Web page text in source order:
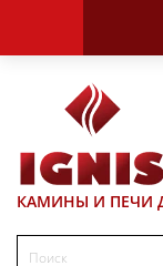
КАМИНЫ И ПЕЧИ